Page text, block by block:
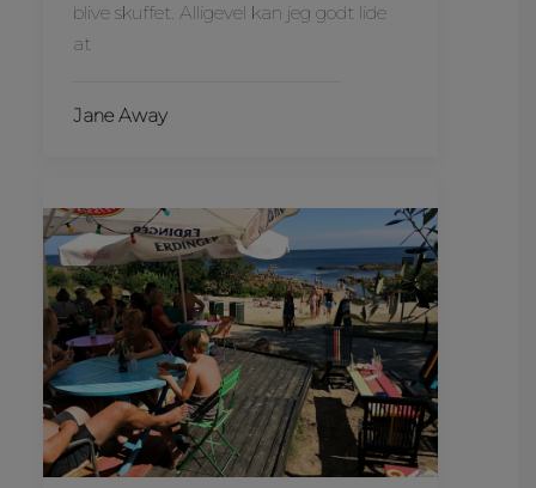
blive skuffet. Alligevel kan jeg godt lide
at
Jane Away